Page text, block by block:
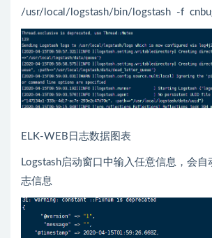
/usr/local/logstash/bin/logstash -f
ELK-WEB日志数据图表
Logstash启动窗口中输入任意信息，会自
志信息